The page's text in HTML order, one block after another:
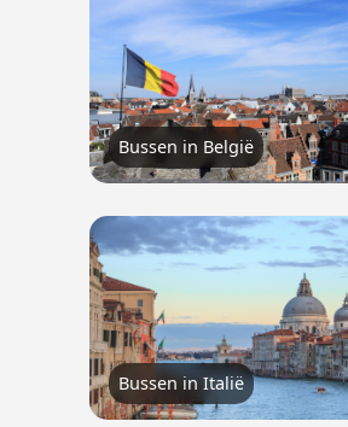
Bussen in België
Bussen in Italië